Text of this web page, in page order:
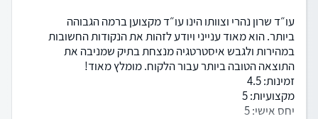
עו״ד שרון נהרי וצוותו הינו עו״ד מקצוען ברמה הגבוהה
ביותר. הוא מאוד ענייני ויודע לזהות את הנקודות החשובות
במהירות ולגבש איסטרטגיה מנצחת בתיק שמניבה את
התוצאה הטובה ביותר עבור הלקוח. מומלץ מאוד!
זמינות: 4.5
מקצועיות: 5
יחס אישי: 5